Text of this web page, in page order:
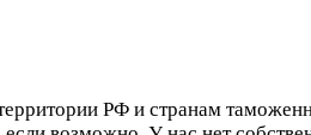
РФ и странам